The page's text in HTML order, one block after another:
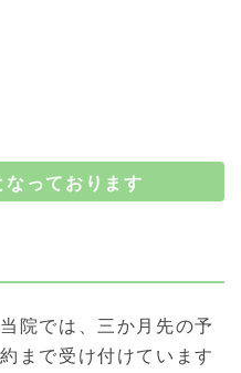
なっております
当院では、三か月先の予
約まで受け付けています